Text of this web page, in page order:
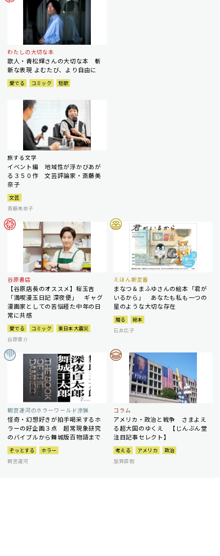
わたしの大切な本
歌人・青松輝さんの大切な本 斬
新な表現 よむたび、より自由に
愛でる コミック 短歌
旅する文学
イベント編 地域性が浮かびあが
る３５０作 文芸評論家・斎藤美
奈子
文芸
斎藤美奈子
谷原書店
【谷原店長のオススメ】桜玉吉
「満喫漫玉日記 深夜便」 ギャグ
漫画家としての苦悩経た中年の日
常に共感
愛でる コミック
東日本大震災
谷原章介
えほん新定番
まなつ＆まふゆさんの絵本「君が
いるから」 あなたも私も一つの
星のような大切な存在
贈る
絵本
石井広子
朝宮運河のホラーワールド渉猟
怪奇・幻想好きが拍手喝采するホ
ラーの好企画３点 超常現象研究
のバイブルから舞城版百物語まで
ぞっとする
ホラー
朝宮運河
コラム
アメリカ・政治と戦争 さまよえ
る超大国のゆくえ 【じんぶん堂
注目記事セレクト】
考える アメリカ
政治
加賀直樹